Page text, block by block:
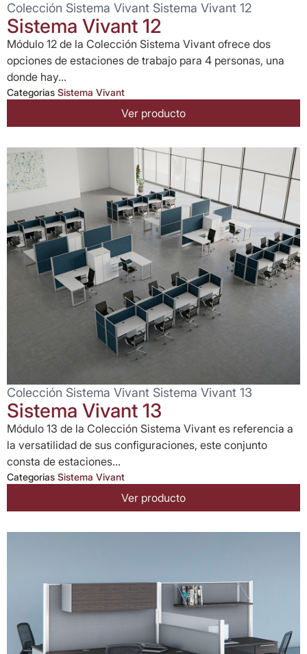
Colección Sistema Vivant Sistema Vivant 12
Sistema Vivant 12
Módulo 12 de la Colección Sistema Vivant ofrece dos
opciones de estaciones de trabajo para 4 personas, una
donde hay...
Categorias Sistema Vivant
Ver producto
Colección Sistema Vivant Sistema Vivant 13
Sistema Vivant 13
Módulo 13 de la Colección Sistema Vivant es referencia a
la versatilidad de sus configuraciones, este conjunto
consta de estaciones...
Categorias Sistema Vivant
Ver producto